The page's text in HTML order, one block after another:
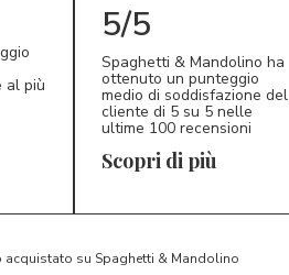
al più
5/5
Spaghetti & Mandolino ha
ottenuto un punteggio
medio di soddisfazione del
cliente di 5 su 5 nelle
ultime 100 recensioni
Scopri di più
acquistato su Spaghetti & Mandolino